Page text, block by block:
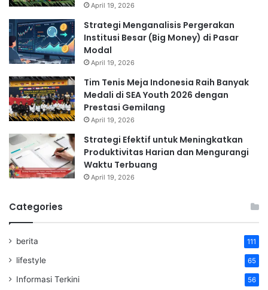
April 19, 2026
Strategi Menganalisis Pergerakan
Institusi Besar (Big Money) di Pasar
Modal
April 19, 2026
Tim Tenis Meja Indonesia Raih Banyak
Medali di SEA Youth 2026 dengan
Prestasi Gemilang
April 19, 2026
Strategi Efektif untuk Meningkatkan
Produktivitas Harian dan Mengurangi
Waktu Terbuang
April 19, 2026
Categories
berita 111
lifestyle 65
Informasi Terkini 56